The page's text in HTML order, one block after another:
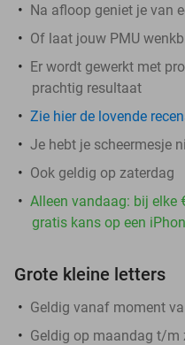
Na afloop geniet je van
Of laat jouw PMU
Er wordt gewerkt met
prachtig resultaat
Zie hier de lovende
Je hebt je scheermesje
Ook geldig op zaterdag
Alleen vandaag: bij elke
gratis kans op een
Grote kleine letters
Geldig vanaf moment
Geldig op maandag t/m